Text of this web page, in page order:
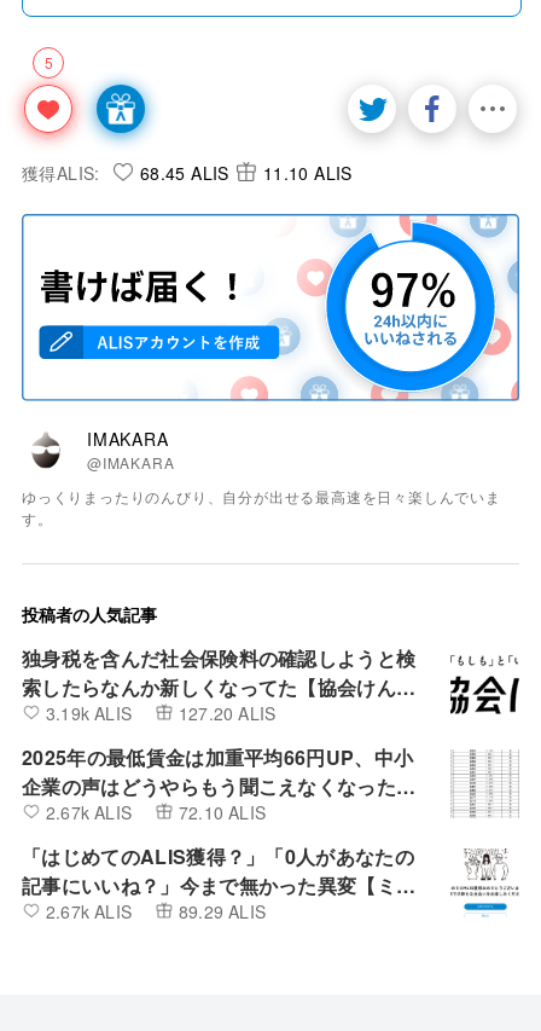
5
獲得ALIS: 68.45 ALIS 11.10 ALIS
IMAKARA
@IMAKARA
ゆっくりまったりのんびり、自分が出せる最高速を日々楽しんでいま
す。
投稿者の人気記事
独身税を含んだ社会保険料の確認しようと検
索したらなんか新しくなってた【協会けん
ぽ】3.19k ALIS 127.20 ALIS
2025年の最低賃金は加重平均66円UP、中小
企業の声はどうやらもう聞こえなくなったよ
うです。
2.67k ALIS 72.10 ALIS
「はじめてのALIS獲得？」「0人があなたの
記事にいいね？」今まで無かった異変【ミン
カブIR】
2.67k ALIS 89.29 ALIS